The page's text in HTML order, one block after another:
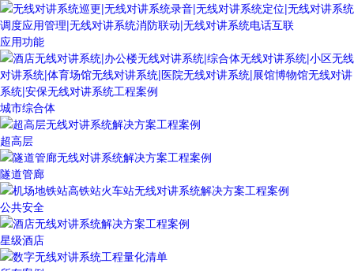
应用功能
城市综合体
超高层
隧道管廊
公共安全
星级酒店